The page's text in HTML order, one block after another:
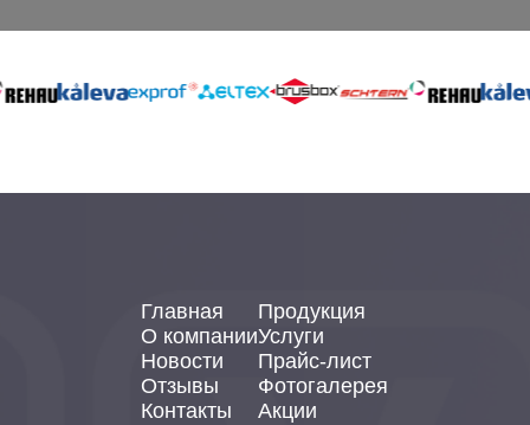
Главная
О компании
Новости
Отзывы
Контакты
Продукция
Услуги
Прайс-лист
Фотогалерея
Акции